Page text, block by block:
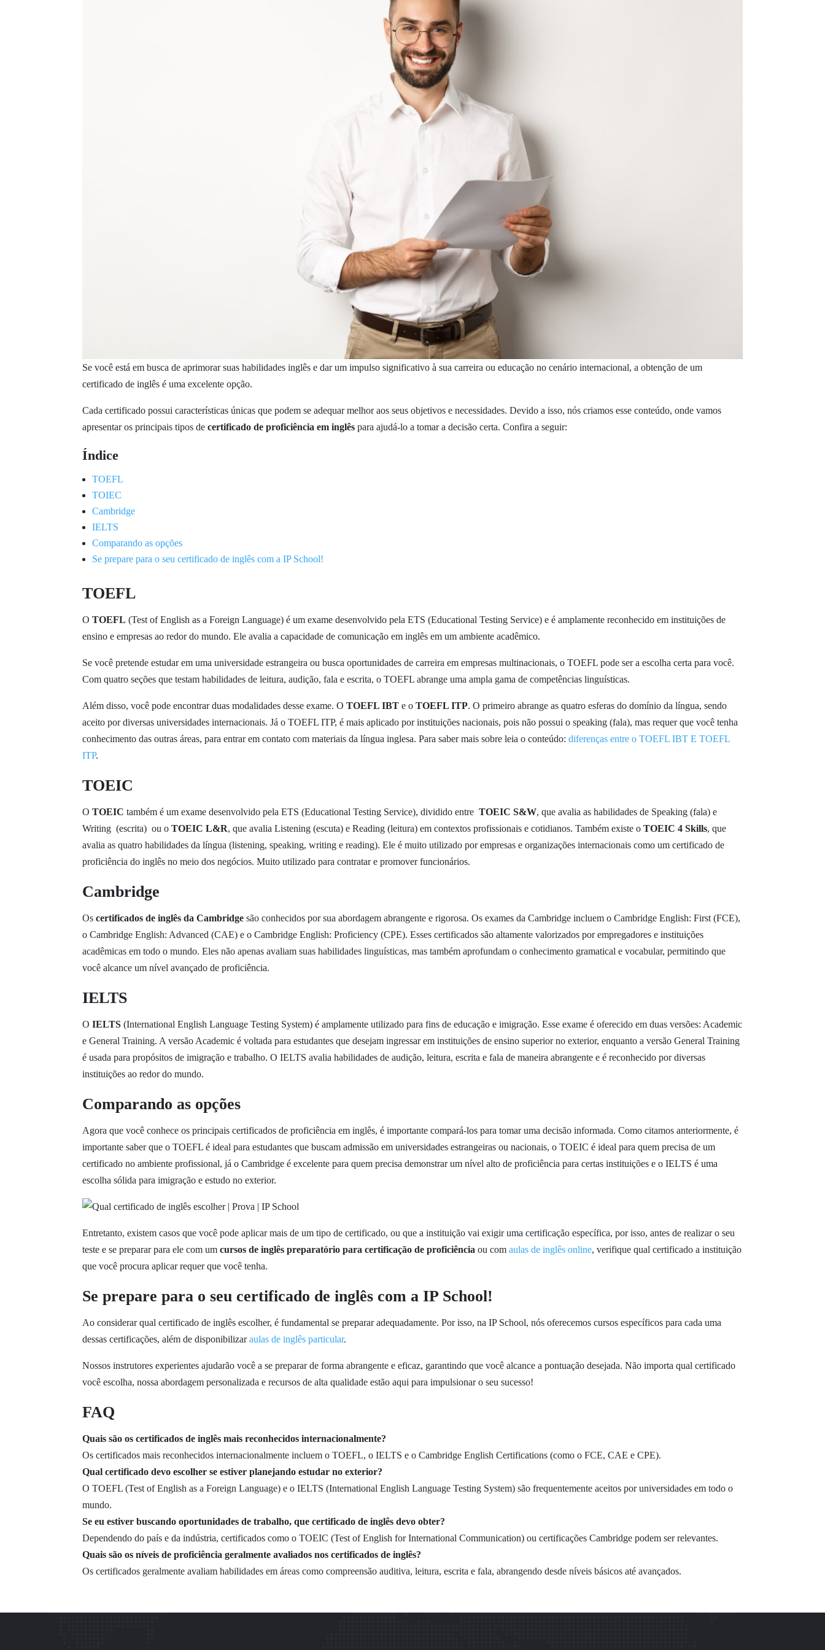
Se você está em busca de aprimorar suas habilidades inglês e dar um impulso significativo à sua carreira ou educação no cenário internacional, a obtenção de um
certificado de inglês é uma excelente opção.
Cada certificado possui características únicas que podem se adequar melhor aos seus objetivos e necessidades. Devido a isso, nós criamos esse conteúdo, onde vamos
apresentar os principais tipos decertificado de proficiência em inglêspara ajudá-lo a tomar a decisão certa. Confira a seguir:
Índice
TOEFL
TOIEC
Cambridge
IELTS
Comparando as opções
Se prepare para o seu certificado de inglês com a IP School!
TOEFL
OTOEFL (Test of English as a Foreign Language) é um exame desenvolvido pela ETS (Educational Testing Service) e é amplamente reconhecido em instituições de
ensino e empresas ao redor do mundo. Ele avalia a capacidade de comunicação em inglês em um ambiente acadêmico.
Se você pretende estudar em uma universidade estrangeira ou busca oportunidades de carreira em empresas multinacionais, o TOEFL pode ser a escolha certa para você.
Com quatro seções que testam habilidades de leitura, audição, fala e escrita, o TOEFL abrange uma ampla gama de competências linguísticas.
Além disso, você pode encontrar duas modalidades desse exame. OTOEFL IBT e oTOEFL ITP. O primeiro abrange as quatro esferas do domínio da língua, sendo
aceito por diversas universidades internacionais. Já o TOEFL ITP, é mais aplicado por instituições nacionais, pois não possui o speaking (fala), mas requer que você tenha
conhecimento das outras áreas, para entrar em contato com materiais da língua inglesa. Para saber mais sobre leia o conteúdo:diferenças entre o TOEFL IBT E TOEFL
ITP.
TOEIC
OTOEIC também é um exame desenvolvido pela ETS (Educational Testing Service), dividido entreTOEIC S&W, que avalia as habilidades de Speaking (fala) e
Writing (escrita) ou oTOEIC L&R, que avalia Listening (escuta) e Reading (leitura) em contextos profissionais e cotidianos. Também existe o TOEIC 4 Skills, que
avalia as quatro habilidades da língua (listening, speaking, writing e reading). Ele é muito utilizado por empresas e organizações internacionais como um certificado de
proficiência do inglês no meio dos negócios. Muito utilizado para contratar e promover funcionários.
Cambridge
Oscertificados de inglês da Cambridge são conhecidos por sua abordagem abrangente e rigorosa. Os exames da Cambridge incluem o Cambridge English: First (FCE),
o Cambridge English: Advanced (CAE) e o Cambridge English: Proficiency (CPE). Esses certificados são altamente valorizados por empregadores e instituições
acadêmicas em todo o mundo. Eles não apenas avaliam suas habilidades linguísticas, mas também aprofundam o conhecimento gramatical e vocabular, permitindo que
você alcance um nível avançado de proficiência.
IELTS
O IELTS(International English Language Testing System) é amplamente utilizado para fins de educação e imigração. Esse exame é oferecido em duas versões: Academic
e General Training. A versão Academic é voltada para estudantes que desejam ingressar em instituições de ensino superior no exterior, enquanto a versão General Training
é usada para propósitos de imigração e trabalho. O IELTS avalia habilidades de audição, leitura, escrita e fala de maneira abrangente e é reconhecido por diversas
instituições ao redor do mundo.
Comparando as opções
Agora que você conhece os principais certificados de proficiência em inglês, é importante compará-los para tomar uma decisão informada. Como citamos anteriormente, é
importante saber que o TOEFL é ideal para estudantes que buscam admissão em universidades estrangeiras ou nacionais, o TOEIC é ideal para quem precisa de um
certificado no ambiente profissional, já o Cambridge é excelente para quem precisa demonstrar um nível alto de proficiência para certas instituições e o IELTS é uma
escolha sólida para imigração e estudo no exterior.
Entretanto, existem casos que você pode aplicar mais de um tipo de certificado, ou que a instituição vai exigir uma certificação específica, por isso, antes de realizar o seu
teste e se preparar para ele com umcursos de inglês preparatório para certificação de proficiência ou comaulas de inglês online, verifique qual certificado a instituição
que você procura aplicar requer que você tenha.
Se prepare para o seu certificado de inglês com a IP School!
Ao considerar qual certificado de inglês escolher, é fundamental se preparar adequadamente. Por isso, na IP School, nós oferecemos cursos específicos para cada uma
dessas certificações, além de disponibilizaraulas de inglês particular.
Nossos instrutores experientes ajudarão você a se preparar de forma abrangente e eficaz, garantindo que você alcance a pontuação desejada. Não importa qual certificado
você escolha, nossa abordagem personalizada e recursos de alta qualidade estão aqui para impulsionar o seu sucesso!
FAQ
Quais são os certificados de inglês mais reconhecidos internacionalmente?
Os certificados mais reconhecidos internacionalmente incluem o TOEFL, o IELTS e o Cambridge English Certifications (como o FCE, CAE e CPE).
Qual certificado devo escolher se estiver planejando estudar no exterior?
O TOEFL (Test of English as a Foreign Language) e o IELTS (International English Language Testing System) são frequentemente aceitos por universidades em todo o
mundo.
Se eu estiver buscando oportunidades de trabalho, que certificado de inglês devo obter?
Dependendo do país e da indústria, certificados como o TOEIC (Test of English for International Communication) ou certificações Cambridge podem ser relevantes.
Quais são os níveis de proficiência geralmente avaliados nos certificados de inglês?
Os certificados geralmente avaliam habilidades em áreas como compreensão auditiva, leitura, escrita e fala, abrangendo desde níveis básicos até avançados.